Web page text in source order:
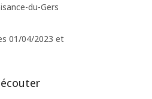
du-Gers
01/04/2023 et